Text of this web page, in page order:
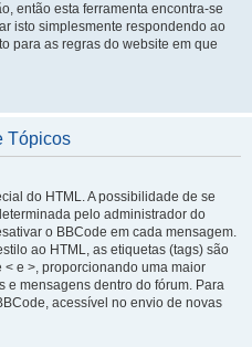
então esta ferramenta encontra-se
isto simplesmente respondendo ao
para as regras do website em que
Tópicos
do HTML. A possibilidade de se
pelo administrador do
o BBCode em cada mensagem.
ao HTML, as etiquetas (tags) são
e >, proporcionando uma maior
e mensagens dentro do fórum. Para
acessível no envio de novas